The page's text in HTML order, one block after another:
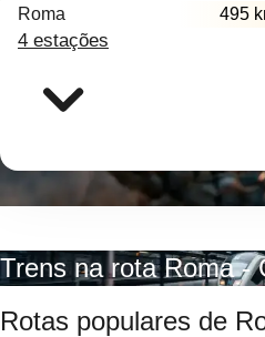
Roma 495
4 estações
Trens na rota Roma -
Rotas populares de